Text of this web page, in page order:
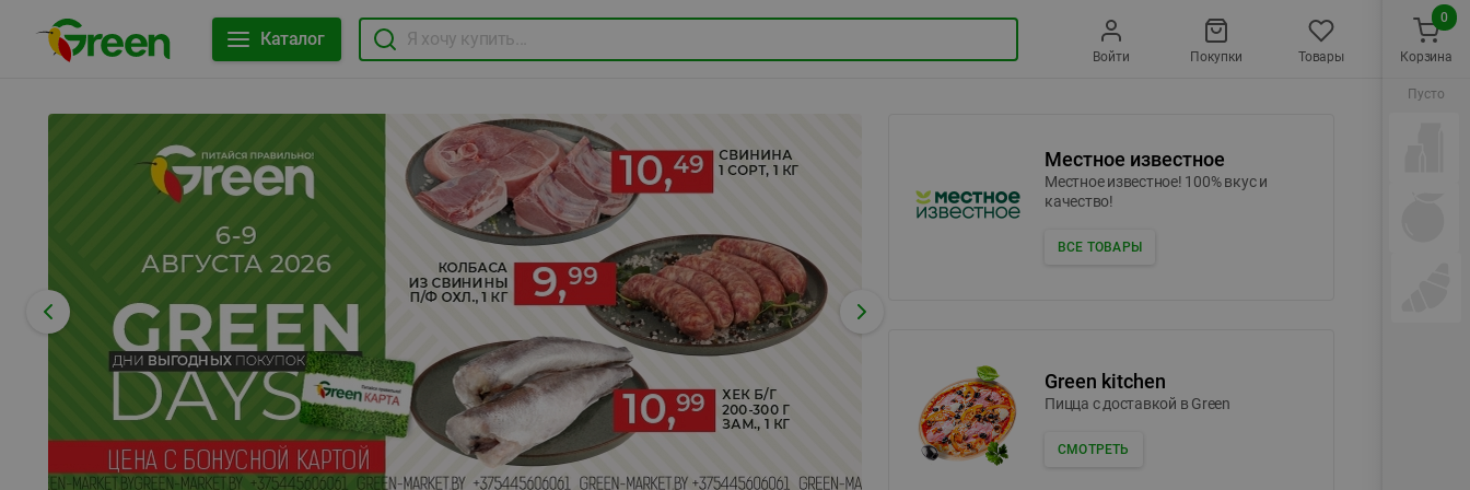
Каталог
Войти Покупки Товары
Местное известное
Местное известное! 100% вкус и
качество!
ВСЕ ТОВАРЫ
Green kitchen
Пицца c доставкой в Green
СМОТРЕТЬ
Корзина
0
Пусто